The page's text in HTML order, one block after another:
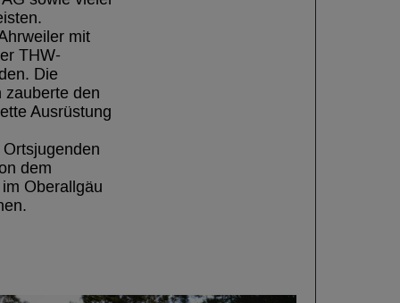
mit
THW-
Die
den
Ausrüstung
dem
Oberallgäu